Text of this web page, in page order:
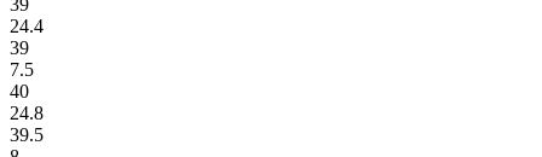
24.4
39
7.5
40
24.8
39.5